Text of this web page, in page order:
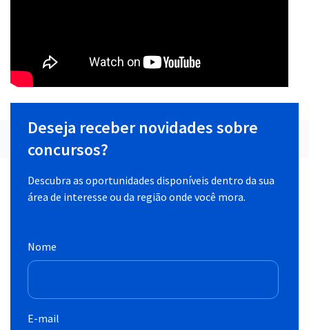
Deseja receber novidades sobre
concursos?
Descubra as oportunidades disponíveis dentro da sua
área de interesse ou da região onde você mora.
Nome
E-mail